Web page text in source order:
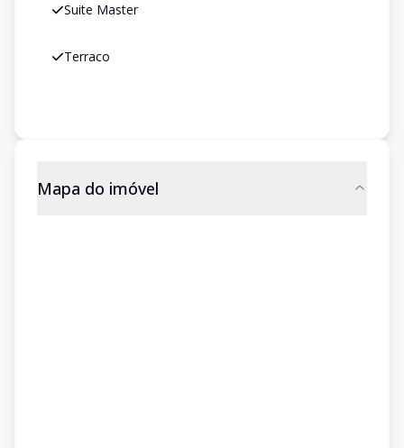
Suite Master
Terraco
Mapa do imóvel